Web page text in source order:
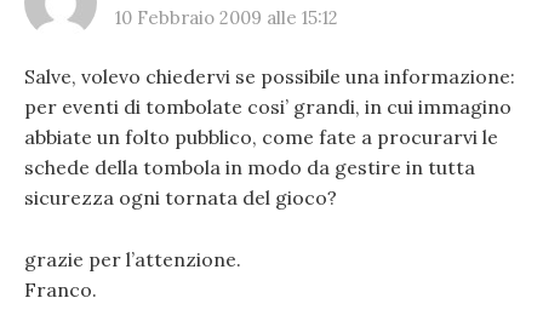
10 Febbraio 2009 alle 15:12
Salve, volevo chiedervi se possibile una informazione:
per eventi di tombolate cosi’ grandi, in cui immagino
abbiate un folto pubblico, come fate a procurarvi le
schede della tombola in modo da gestire in tutta
sicurezza ogni tornata del gioco?
grazie per l’attenzione.
Franco.